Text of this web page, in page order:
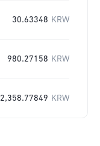
30.63348 KRW
980.27158 KRW
2,358.77849 KRW